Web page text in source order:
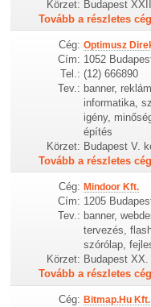
Körzet: Budapest
Tovább a részletes
Cég: Optimusz
Cím: 1052
Tel.: (12) 666890
Tev.: banner,
informatika,
igény,
építés
Körzet: Budapest V.
Tovább a részletes
Cég: Mindoor Kft.
Cím: 1205
Tev.: banner,
tervezés,
szórólap,
Körzet: Budapest XX.
Tovább a részletes
Cég: Bitmap.Hu Kft.